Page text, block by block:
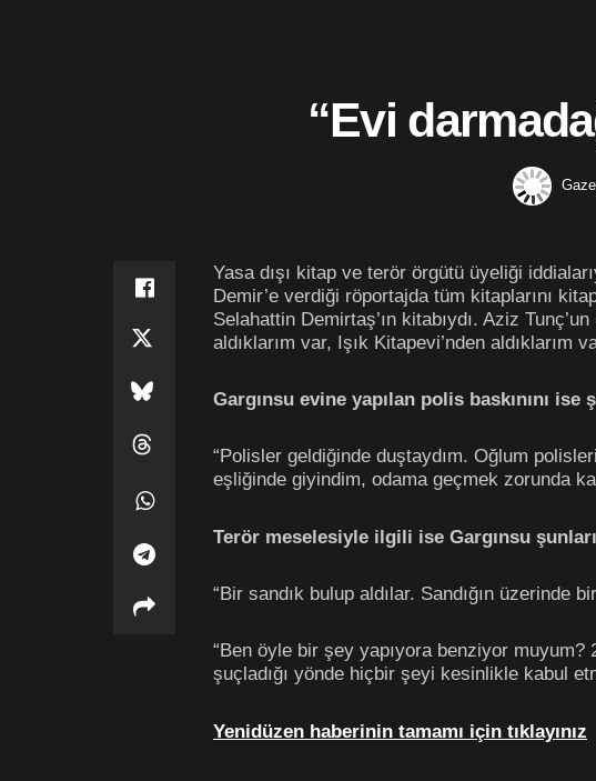
“Evi
Yasa dışı kitap ve terör örgütü üyeliği
Demir’e verdiği röportajda tüm kitaplarını
Selahattin Demirtaş’ın kitabıydı. Aziz
aldıklarım var, Işık Kitapevi’nden aldıklarım
Gargınsu evine yapılan polis baskınını ise
“Polisler geldiğinde duştaydım. Oğlum
eşliğinde giyindim, odama geçmek zorunda
Terör meselesiyle ilgili ise Gargınsu
“Bir sandık bulup aldılar. Sandığın üzerinde
“Ben öyle bir şey yapıyora benziyor muyum?
şuçladığı yönde hiçbir şeyi kesinlikle kabul
Yenidüzen haberinin tamamı için tıklayınız